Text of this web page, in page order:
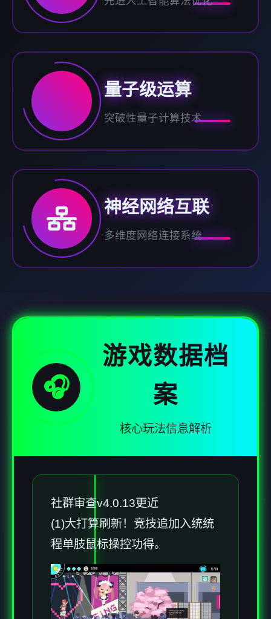
量子级运算
突破性量子计算技术
神经网络互联
多维度网络连接系统
🎧
游戏数据档
案
核心玩法信息解析
社群审查v4.0.13更近
(1)大打算刷新！竞技追加入统统
程单肢鼠标操控功得。